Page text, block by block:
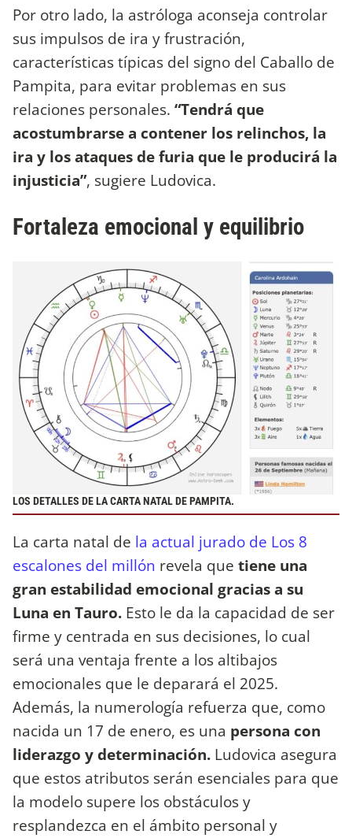
Por otro lado, la astróloga aconseja controlar
sus impulsos de ira y frustración,
características típicas del signo del Caballo de
Pampita, para evitar problemas en sus
relaciones personales. “Tendrá que
acostumbrarse a contener los relinchos, la
ira y los ataques de furia que le producirá la
injusticia”, sugiere Ludovica.
Fortaleza emocional y equilibrio
LOS DETALLES DE LA CARTA NATAL DE PAMPITA.
La carta natal de la actual jurado de Los 8
escalones del millón revela que tiene una
gran estabilidad emocional gracias a su
Luna en Tauro. Esto le da la capacidad de ser
firme y centrada en sus decisiones, lo cual
será una ventaja frente a los altibajos
emocionales que le deparará el 2025.
Además, la numerología refuerza que, como
nacida un 17 de enero, es una persona con
liderazgo y determinación. Ludovica asegura
que estos atributos serán esenciales para que
la modelo supere los obstáculos y
resplandezca en el ámbito personal y